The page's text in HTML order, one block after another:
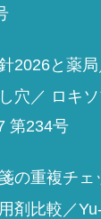
2026と薬
穴／ ロキ
第234号
の重複チェ
剤比較／